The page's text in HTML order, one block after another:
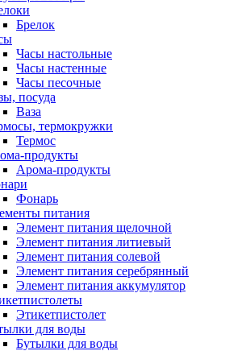
Брелок
Часы настольные
Часы настенные
Часы песочные
посуда
Ваза
термокружки
Термос
продукты
Арома-продукты
Фонарь
питания
Элемент питания щелочной
Элемент питания литиевый
Элемент питания солевой
Элемент питания серебрянный
Элемент питания аккумулятор
Этикетпистолет
для воды
Бутылки для воды